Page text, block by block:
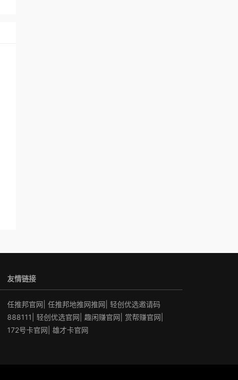
友情链接
任推邦官网 任推邦地推网推网 轻创优选邀请码
888111
轻创优选官网 趣闲赚官网 赏帮赚官网
172号卡官网 雄才卡官网